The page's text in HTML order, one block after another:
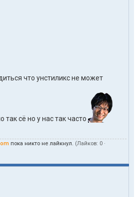
что унстиликс не может
так сё но у нас так часто
пока никто не лайкнул. (Лайков: 0 ·